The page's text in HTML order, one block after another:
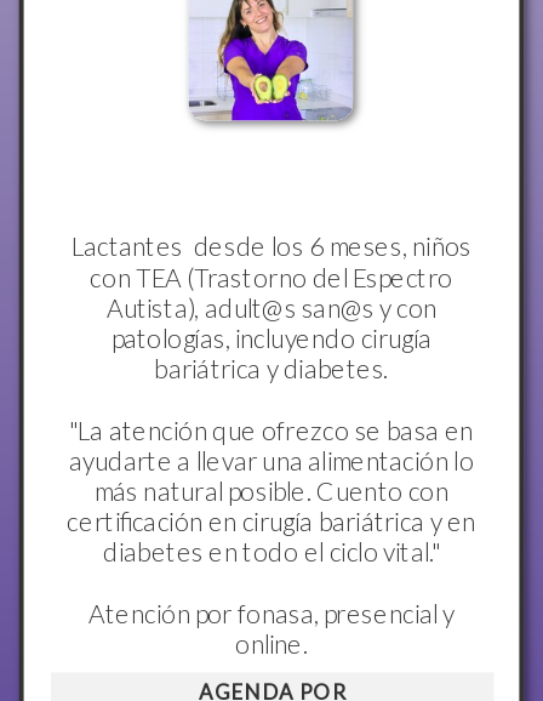
AGENDA POR
Lactantes desde los 6 meses, niños
con TEA (Trastorno del Espectro
Autista), adult@s san@s y con
patologías, incluyendo cirugía
bariátrica y diabetes.
"La atención que ofrezco se basa en
ayudarte a llevar una alimentación lo
más natural posible. Cuento con
certificación en cirugía bariátrica y en
diabetes en todo el ciclo vital."
Atención por fonasa, presencial y
online.